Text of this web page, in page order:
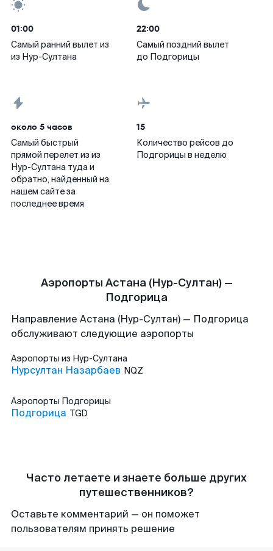
01:00
Самый ранний вылет из
из Нур-Султана
22:00
Самый поздний вылет
до Подгорицы
около 5 часов
Самый быстрый
прямой перелет из из
Нур-Султана туда и
обратно, найденный на
нашем сайте за
последнее время
15
Количество рейсов до
Подгорицы в неделю
Аэропорты Астана (Нур-Султан) —
Подгорица
Направление Астана (Нур-Султан) — Подгорица
обслуживают следующие аэропорты
Аэропорты из Нур-Султана
Нурсултан Назарбаев NQZ
Аэропорты Подгорицы
Подгорица TGD
Часто летаете и знаете больше других
путешественников?
Оставьте комментарий — он поможет
пользователям принять решение